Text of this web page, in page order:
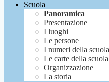
Scuola
Panoramica
Presentazione
I luoghi
Le persone
I numeri della scuola
Le carte della scuola
Organizzazione
La storia